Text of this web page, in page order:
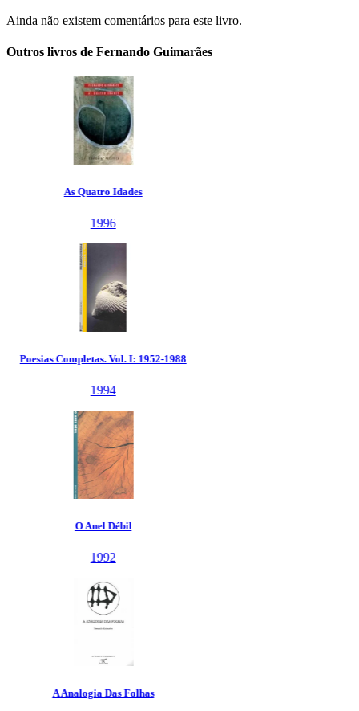
Ainda não existem comentários para este livro.
Outros livros de Fernando Guimarães